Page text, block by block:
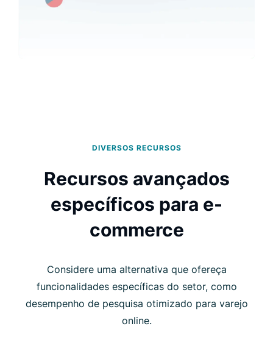
DIVERSOS RECURSOS
Recursos avançados
específicos para e-
commerce
Considere uma alternativa que ofereça
funcionalidades específicas do setor, como
desempenho de pesquisa otimizado para varejo
online.